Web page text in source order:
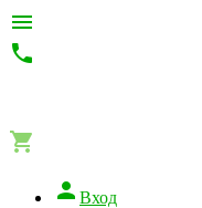



 Вход